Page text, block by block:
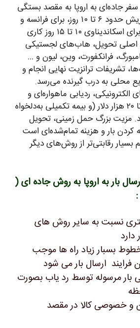
جاده‌ای به اروپا به مقصد بستگی
دارد؛ برای آلمان و اتریش حدود ۶ تا ۱۰ روز، برای فرانسه و
ایتالیا ۸ تا ۱۲ روز، و برای اسکاندیناوی ۱۰ تا ۱۵ روز کاری
اصلی تحویل، هاب‌های لجستیکی
فرانکفورت، وین، لیون و …
تشریفات ترانزیت نهایی انجام و
محلی به درب گیرنده می‌رسد.
ردیابی ماهواره‌ای و
پوشش بیمه CMR تا ۲۰ هزار دلار (و بیمه تکمیلی به‌دلخواه
بزرگ حمل زمینی، تحویل
کردن بار و هزینه تمام‌شده‌ای است
بسیار رقابتی‌تر از روش‌های دیگر
بار به اروپا به روش جاده ای (
نسبت به سایر روش های
بسبار زیاد راه ها موجب
ارسال بار می شود
بار مرسوله توسط رد یاب بصورت
و خصوصی کالا در مقصد